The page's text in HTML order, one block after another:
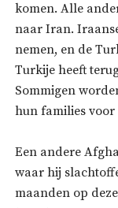
komen. Alle
naar Iran.
nemen, en de
Turkije heeft
Sommigen
hun families voor
Een andere
waar hij
maanden op